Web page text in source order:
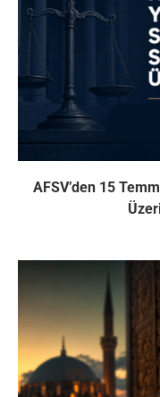
AFSV’den 15